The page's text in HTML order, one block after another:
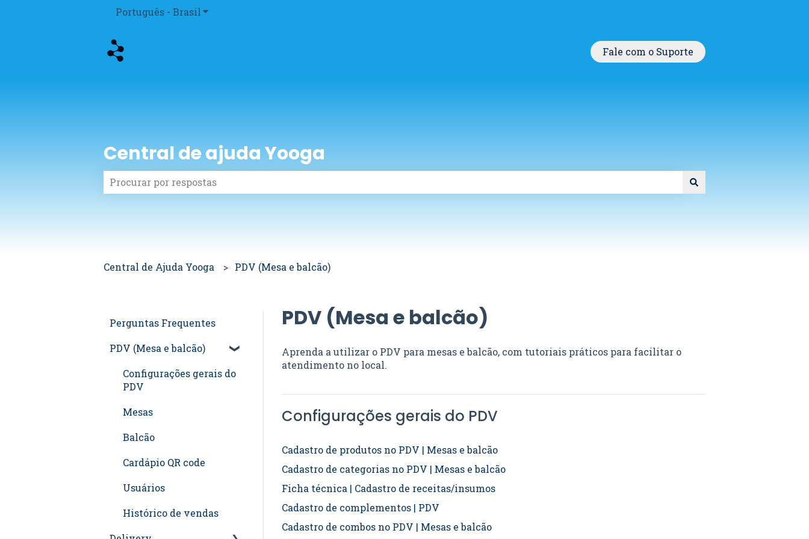
Português - Brasil Mostrar submenu para traduções
Fale com o Suporte
Central de ajuda Yooga
Central de Ajuda Yooga PDV (Mesa e balcão)
PDV (Mesa e balcão)
Aprenda a utilizar o PDV para mesas e balcão, com tutoriais práticos para facilitar o
atendimento no local.
Configurações gerais do PDV
Cadastro de produtos no PDV | Mesas e balcão
Cadastro de categorias no PDV | Mesas e balcão
Ficha técnica | Cadastro de receitas/insumos
Cadastro de complementos | PDV
Cadastro de combos no PDV | Mesas e balcão
Perguntas Frequentes
PDV (Mesa e balcão)
Configurações gerais do
PDV
Mesas
Balcão
Cardápio QR code
Usuários
Histórico de vendas